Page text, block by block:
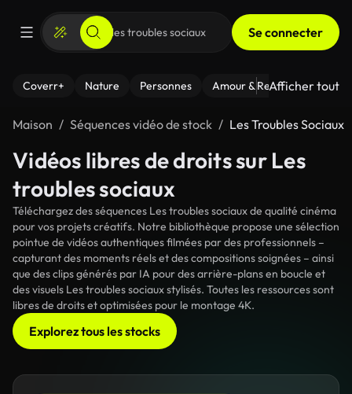
Se connecter
Coverr+ Nature Personnes Amour & Relations Le
Afficher tout
Maison Séquences vidéo de stock Les Troubles Sociaux
Vidéos libres de droits sur Les
troubles sociaux
Téléchargez des séquences Les troubles sociaux de qualité cinéma
pour vos projets créatifs. Notre bibliothèque propose une sélection
pointue de vidéos authentiques filmées par des professionnels –
capturant des moments réels et des compositions soignées – ainsi
que des clips générés par IA pour des arrière-plans en boucle et
des visuels Les troubles sociaux stylisés. Toutes les ressources sont
libres de droits et optimisées pour le montage 4K.
Explorez tous les stocks